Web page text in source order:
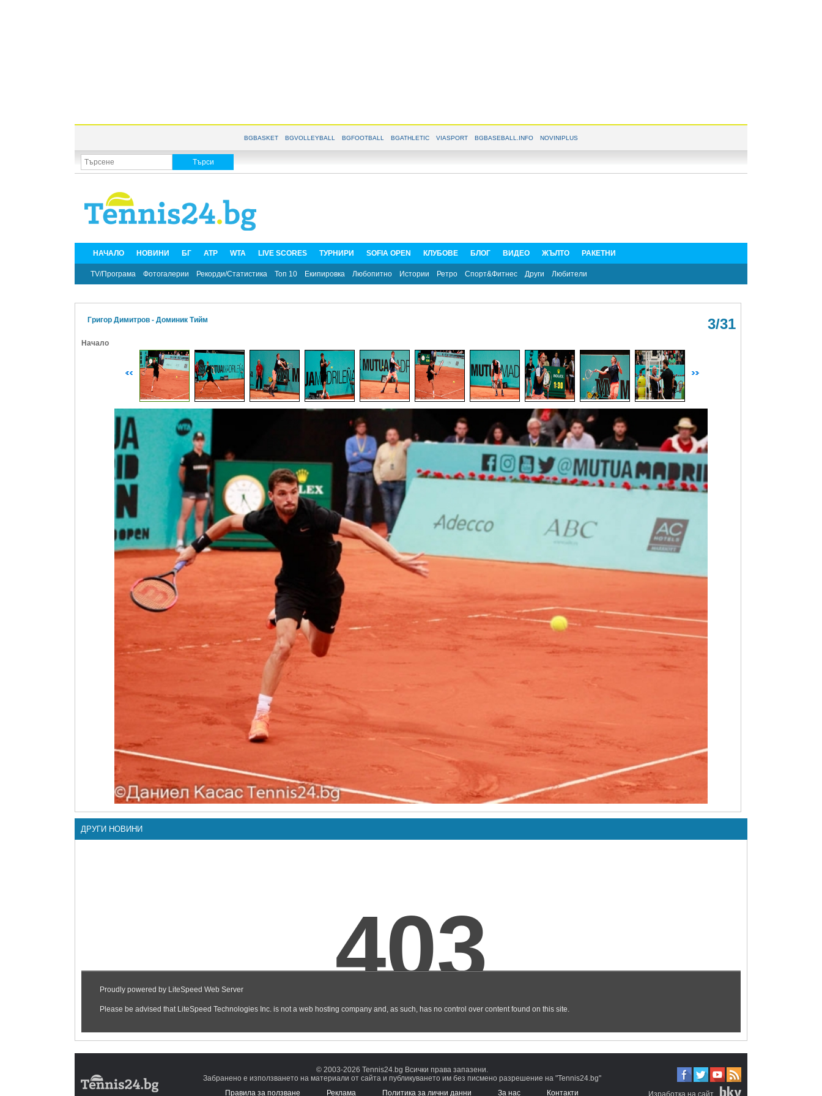
BGBASKET BGVOLLEYBALL BGFOOTBALL BGATHLETIC VIASPORT BGBASEBALL.INFO NOVINIPLUS
НАЧАЛО НОВИНИ БГ ATP WTA LIVE SCORES ТУРНИРИ SOFIA OPEN КЛУБОВЕ БЛОГ ВИДЕО ЖЪЛТО РАКЕТНИ
TV/Програма Фотогалерии Рекорди/Статистика Топ 10 Екипировка Любопитно Истории Ретро Спорт&Фитнес Други Любители
Григор Димитров - Доминик Тийм 3/31
Начало
ДРУГИ НОВИНИ
© 2003-2026 Tennis24.bg Всички права запазени.
Забранено е използването на материали от сайта и публикуването им без писмено разрешение на "Tennis24.bg"
Правила за ползване
Реклама Политика за лични данни За нас Контакти